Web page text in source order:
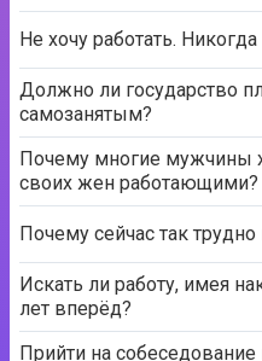
Не хочу работать. Никогда
Должно ли государство
самозанятым?
Почему многие мужчины
своих жен работающими?
Почему сейчас так трудно
Искать ли работу, имея
лет вперёд?
Прийти на